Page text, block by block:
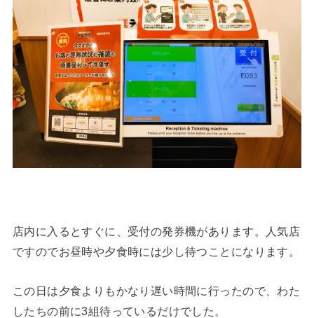
店内に入るとすぐに、受付の発券機があります。人気店
ですのでお昼時や夕食時には少し待つことになります。
この日は夕食よりもかなり遅い時間に行ったので、わた
したちの前に3組待っているだけでした。